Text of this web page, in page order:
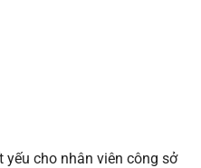
yếu cho nhân viên công sở